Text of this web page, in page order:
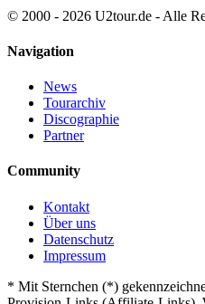
© 2000 - 2026 U2tour.de - Alle
Navigation
News
Tourarchiv
Discographie
Partner
Community
Kontakt
Über uns
Datenschutz
Impressum
* Mit Sternchen (*)